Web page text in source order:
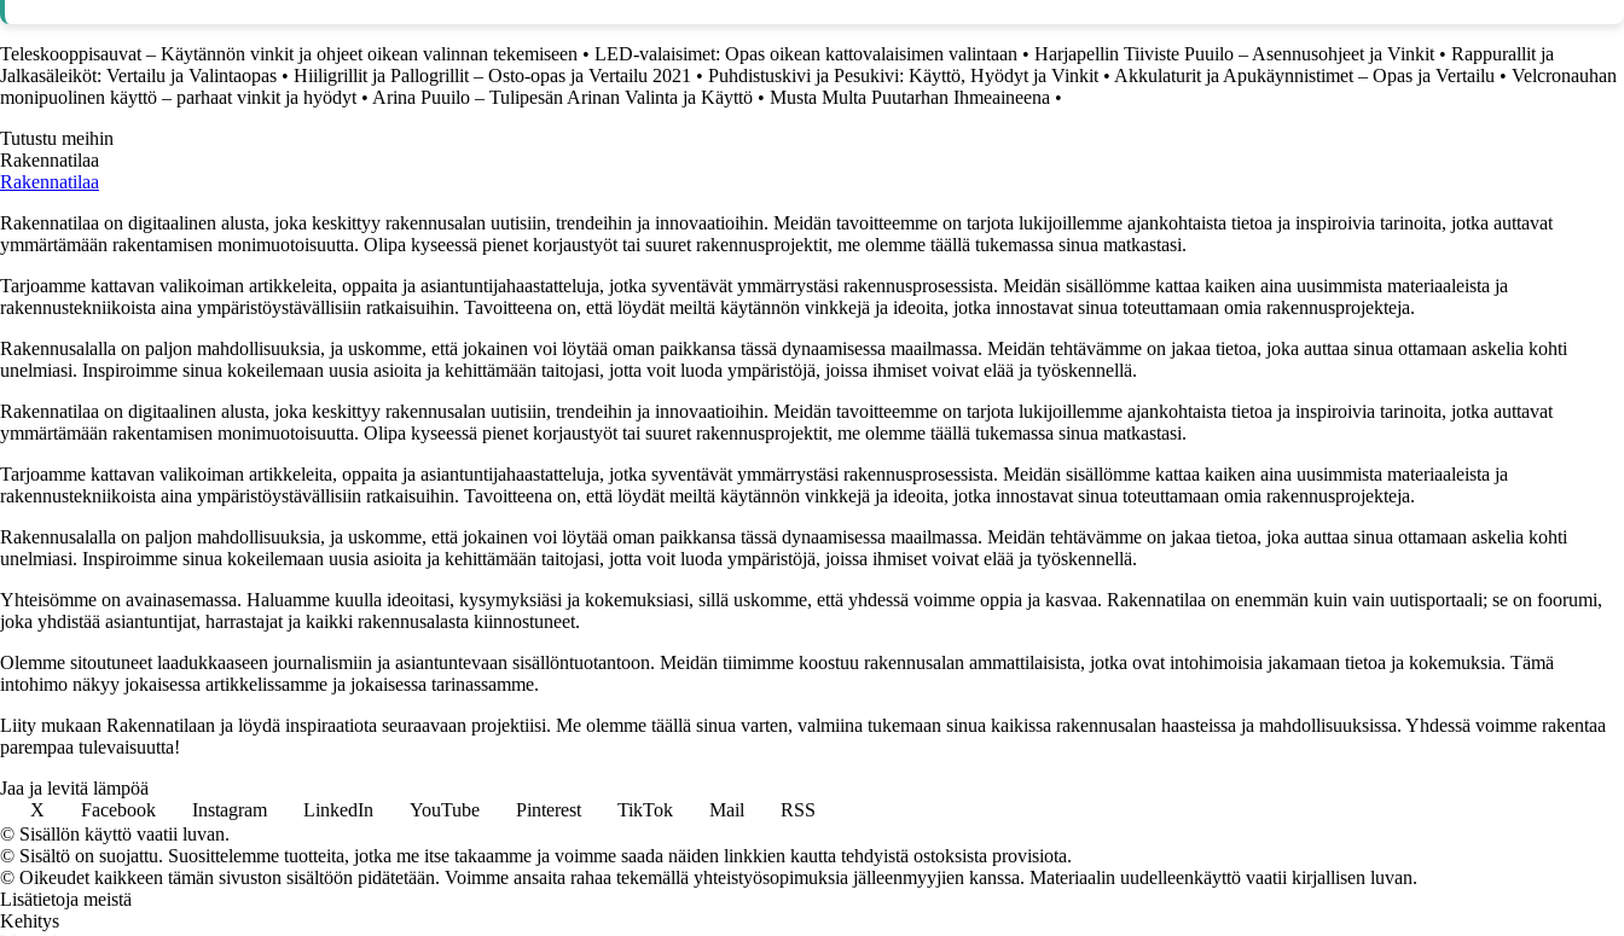
Teleskooppisauvat – Käytännön vinkit ja ohjeet oikean valinnan tekemiseen • LED-valaisimet: Opas oikean kattovalaisimen valintaan • Harjapellin Tiiviste Puuilo – Asennusohjeet ja Vinkit • Rappurallit ja
Jalkasäleiköt: Vertailu ja Valintaopas • Hiiligrillit ja Pallogrillit – Osto-opas ja Vertailu 2021 • Puhdistuskivi ja Pesukivi: Käyttö, Hyödyt ja Vinkit • Akkulaturit ja Apukäynnistimet – Opas ja Vertailu • Velcronauhan
monipuolinen käyttö – parhaat vinkit ja hyödyt • Arina Puuilo – Tulipesän Arinan Valinta ja Käyttö • Musta Multa Puutarhan Ihmeaineena •
Tutustu meihin
Rakennatilaa
Rakennatilaa
Rakennatilaa on digitaalinen alusta, joka keskittyy rakennusalan uutisiin, trendeihin ja innovaatioihin. Meidän tavoitteemme on tarjota lukijoillemme ajankohtaista tietoa ja inspiroivia tarinoita, jotka auttavat
ymmärtämään rakentamisen monimuotoisuutta. Olipa kyseessä pienet korjaustyöt tai suuret rakennusprojektit, me olemme täällä tukemassa sinua matkastasi.
Tarjoamme kattavan valikoiman artikkeleita, oppaita ja asiantuntijahaastatteluja, jotka syventävät ymmärrystäsi rakennusprosessista. Meidän sisällömme kattaa kaiken aina uusimmista materiaaleista ja
rakennustekniikoista aina ympäristöystävällisiin ratkaisuihin. Tavoitteena on, että löydät meiltä käytännön vinkkejä ja ideoita, jotka innostavat sinua toteuttamaan omia rakennusprojekteja.
Rakennusalalla on paljon mahdollisuuksia, ja uskomme, että jokainen voi löytää oman paikkansa tässä dynaamisessa maailmassa. Meidän tehtävämme on jakaa tietoa, joka auttaa sinua ottamaan askelia kohti
unelmiasi. Inspiroimme sinua kokeilemaan uusia asioita ja kehittämään taitojasi, jotta voit luoda ympäristöjä, joissa ihmiset voivat elää ja työskennellä.
Rakennatilaa on digitaalinen alusta, joka keskittyy rakennusalan uutisiin, trendeihin ja innovaatioihin. Meidän tavoitteemme on tarjota lukijoillemme ajankohtaista tietoa ja inspiroivia tarinoita, jotka auttavat
ymmärtämään rakentamisen monimuotoisuutta. Olipa kyseessä pienet korjaustyöt tai suuret rakennusprojektit, me olemme täällä tukemassa sinua matkastasi.
Tarjoamme kattavan valikoiman artikkeleita, oppaita ja asiantuntijahaastatteluja, jotka syventävät ymmärrystäsi rakennusprosessista. Meidän sisällömme kattaa kaiken aina uusimmista materiaaleista ja
rakennustekniikoista aina ympäristöystävällisiin ratkaisuihin. Tavoitteena on, että löydät meiltä käytännön vinkkejä ja ideoita, jotka innostavat sinua toteuttamaan omia rakennusprojekteja.
Rakennusalalla on paljon mahdollisuuksia, ja uskomme, että jokainen voi löytää oman paikkansa tässä dynaamisessa maailmassa. Meidän tehtävämme on jakaa tietoa, joka auttaa sinua ottamaan askelia kohti
unelmiasi. Inspiroimme sinua kokeilemaan uusia asioita ja kehittämään taitojasi, jotta voit luoda ympäristöjä, joissa ihmiset voivat elää ja työskennellä.
Yhteisömme on avainasemassa. Haluamme kuulla ideoitasi, kysymyksiäsi ja kokemuksiasi, sillä uskomme, että yhdessä voimme oppia ja kasvaa. Rakennatilaa on enemmän kuin vain uutisportaali; se on foorumi,
joka yhdistää asiantuntijat, harrastajat ja kaikki rakennusalasta kiinnostuneet.
Olemme sitoutuneet laadukkaaseen journalismiin ja asiantuntevaan sisällöntuotantoon. Meidän tiimimme koostuu rakennusalan ammattilaisista, jotka ovat intohimoisia jakamaan tietoa ja kokemuksia. Tämä
intohimo näkyy jokaisessa artikkelissamme ja jokaisessa tarinassamme.
Liity mukaan Rakennatilaan ja löydä inspiraatiota seuraavaan projektiisi. Me olemme täällä sinua varten, valmiina tukemaan sinua kaikissa rakennusalan haasteissa ja mahdollisuuksissa. Yhdessä voimme rakentaa
parempaa tulevaisuutta!
Jaa ja levitä lämpöä
X
Facebook Instagram LinkedIn YouTube Pinterest TikTok Mail
RSS
© Sisällön käyttö vaatii luvan.
© Sisältö on suojattu. Suosittelemme tuotteita, jotka me itse takaamme ja voimme saada näiden linkkien kautta tehdyistä ostoksista provisiota.
© Oikeudet kaikkeen tämän sivuston sisältöön pidätetään. Voimme ansaita rahaa tekemällä yhteistyösopimuksia jälleenmyyjien kanssa. Materiaalin uudelleenkäyttö vaatii kirjallisen luvan.
Lisätietoja meistä
Kehitys